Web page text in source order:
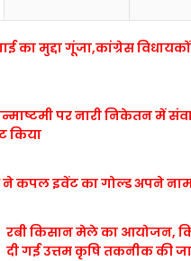
का मुद्दा गूंजा,कांग्रेस
पर नारी निकेतन में
किया
ने कपल इवेंट का गोल्ड अपने
रबी किसान मेले का आयोजन,
दी गई उत्तम कृषि तकनीक की